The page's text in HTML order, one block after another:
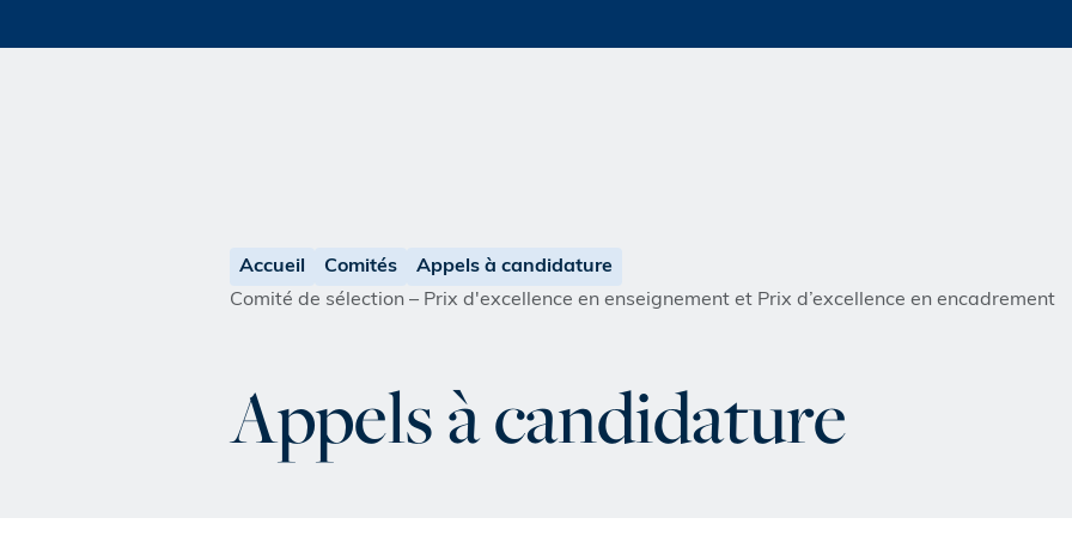
Accueil Comités
Appels à candidature
Comité de sélection – Prix d'excellence en enseignement et Prix d’excellence en encadrement
Appels à candidature